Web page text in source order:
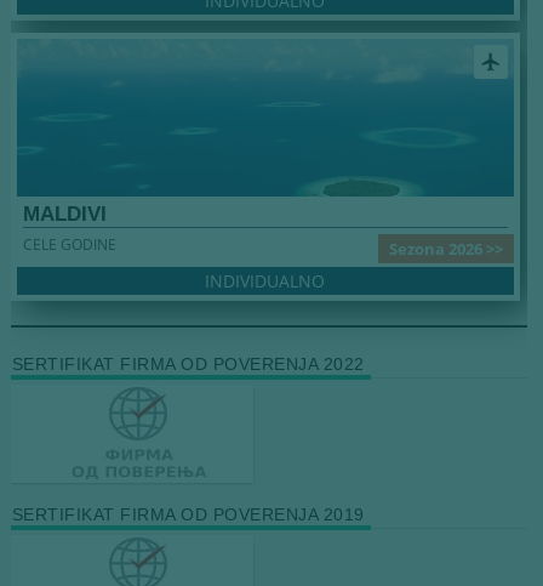
airplanemode_active
MALDIVI
Sezona 2026 >>
CELE GODINE
INDIVIDUALNO
SERTIFIKAT FIRMA OD POVERENJA 2022
SERTIFIKAT FIRMA OD POVERENJA 2019